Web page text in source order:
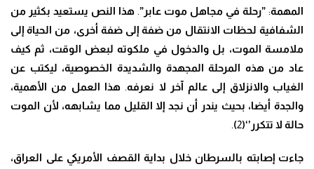
المهمة: ”رحلة في مجاهل موت عابر” هذا النص يستعيد بكثير من
الشفافية لحظات الانتقال من ضفة إلى ضفة أخرى، من الحياة إلى
ملامسة الموت، بل والدخول في ملكوته لبعض الوقت، ثم كيف
عاد من هذه المرحلة المجهدة والشديدة الخصوصية، ليكتب عن
الغياب والانزلاق إلى عالم آخر لا نعرفه.هذا العمل من الأهمية،
والجدة أيضا، بحيث يندر أن نجد إلا القليل مما يشابهه، لأن الموت
حالة لا تتكرر’‘(
2
)
جاءت إصابته بالسرطان خلال بداية القصف الأمريكي على العراق،